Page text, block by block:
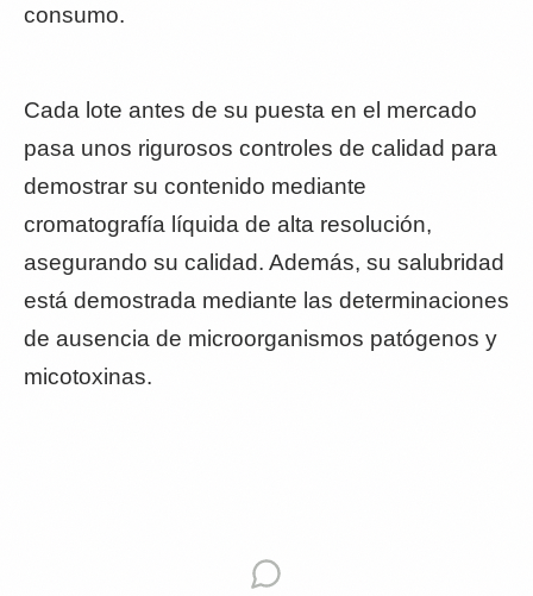
consumo.
Cada lote antes de su puesta en el mercado
pasa unos rigurosos controles de calidad para
demostrar su contenido mediante
cromatografía líquida de alta resolución,
asegurando su calidad. Además, su salubridad
está demostrada mediante las determinaciones
de ausencia de microorganismos patógenos y
micotoxinas.